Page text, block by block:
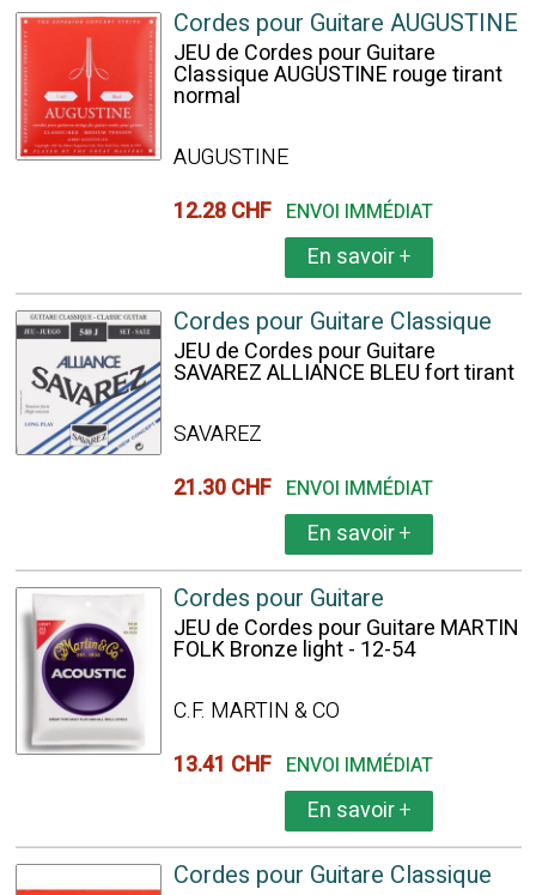
Cordes pour Guitare AUGUSTINE
JEU de Cordes pour Guitare
Classique AUGUSTINE rouge tirant
normal
AUGUSTINE
12.28 CHF ENVOI IMMÉDIAT
En savoir+
Cordes pour Guitare Classique
JEU de Cordes pour Guitare
SAVAREZ ALLIANCE BLEU fort tirant
SAVAREZ
21.30 CHF ENVOI IMMÉDIAT
En savoir+
Cordes pour Guitare
JEU de Cordes pour Guitare MARTIN
FOLK Bronze light - 12-54
C.F. MARTIN & CO
13.41 CHF ENVOI IMMÉDIAT
En savoir+
Cordes pour Guitare Classique